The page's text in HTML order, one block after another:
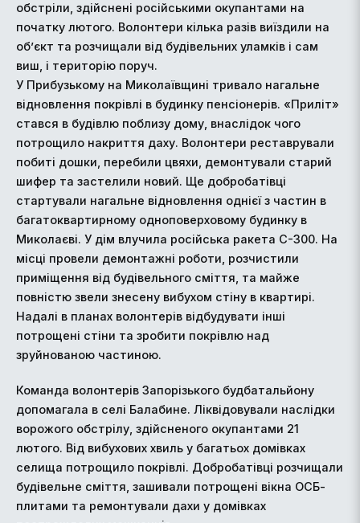
обстріли, здійснені російськими окупантами на
початку лютого. Волонтери кілька разів виїздили на
об’єкт та розчищали від будівельних уламків і сам
виш, і територію поруч.
У Прибузькому на Миколаївщині тривало нагальне
відновлення покрівлі в будинку пенсіонерів. «Приліт»
стався в будівлю поблизу дому, внаслідок чого
потрощило накриття даху. Волонтери реставрували
побиті дошки, перебили цвяхи, демонтували старий
шифер та застелили новий. Ще добробатівці
стартували нагальне відновлення однієї з частин в
багатоквартирному одноповерховому будинку в
Миколаєві. У дім влучила російська ракета С-300. На
місці провели демонтажні роботи, розчистили
приміщення від будівельного сміття, та майже
повністю звели знесену вибухом стіну в квартирі.
Надалі в планах волонтерів відбудувати інші
потрощені стіни та зробити покрівлю над
зруйнованою частиною.
Команда волонтерів Запорізького будбатальйону
допомагала в селі Балабине. Ліквідовували наслідки
ворожого обстрілу, здійсненого окупантами 21
лютого. Від вибухових хвиль у багатьох домівках
селища потрощило покрівлі. Добробатівці розчищали
будівельне сміття, зашивали потрощені вікна ОСБ-
плитами та ремонтували дахи у домівках